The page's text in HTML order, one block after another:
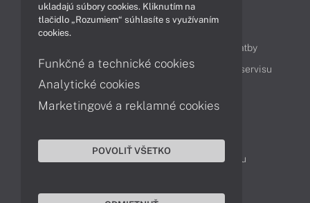
Obsah
Možnosti doručenia a platby
Podpora a servis
Servisné služby Cenník servisu
Kontakty
043 4224 771
Obchodné oddelenie
Reklamácia tovaru
ukladajú súbory cookies. Kliknutím na
tlačidlo „Rozumiem“ súhlasíte s využívaním
cookies.
Funkčné a technické cookies
Analytické cookies
Marketingové a reklamné cookies
POVOLIŤ VŠETKO